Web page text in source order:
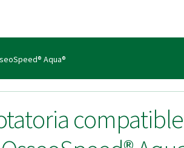
Finalizar Pedido
Aqua®